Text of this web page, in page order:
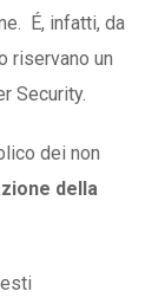
É, infatti, da
riservano un
Security.
dei non
della